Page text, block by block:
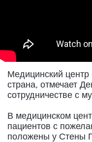
Медицинский центр
страна, отмечает
сотрудничестве с
В медицинском
пациентов с
положены у Стены